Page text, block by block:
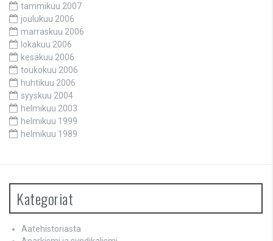
tammikuu 2007
joulukuu 2006
marraskuu 2006
lokakuu 2006
kesäkuu 2006
toukokuu 2006
huhtikuu 2006
syyskuu 2004
helmikuu 2003
helmikuu 1999
helmikuu 1989
Kategoriat
Aatehistoriasta